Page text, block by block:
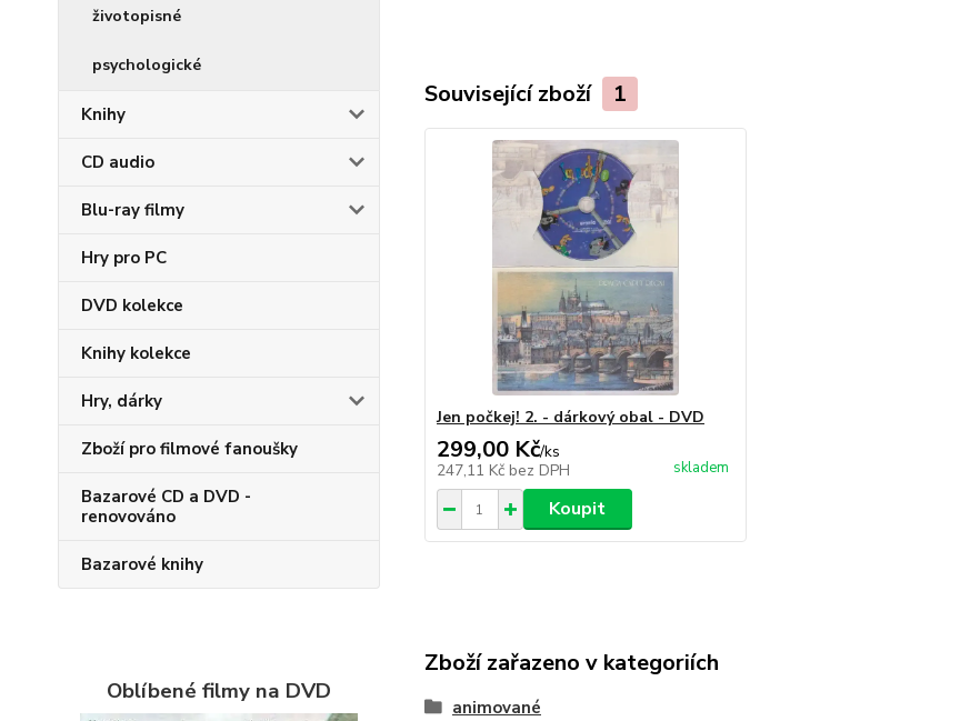
životopisné
psychologické
Knihy
CD audio
Blu-ray filmy
Hry pro PC
DVD kolekce
Knihy kolekce
Hry, dárky
Zboží pro filmové fanoušky
Bazarové CD a DVD -
renovováno
Bazarové knihy
Oblíbené filmy na DVD
Související zboží 1
Jen počkej! 2. - dárkový obal - DVD
299,00 Kč/ks
247,11 Kč bez DPH skladem
Koupit
Zboží zařazeno v kategoriích
animované